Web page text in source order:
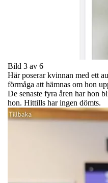
Bild 3 av 6
Här poserar kvinnan med ett
förmåga att hämnas om hon
De senaste fyra åren har hon
hon. Hittills har ingen dömts.